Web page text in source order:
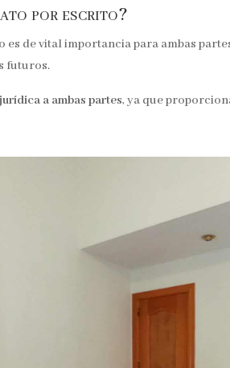
por escrito?
de vital importancia para ambas
futuros.
a ambas partes, ya que